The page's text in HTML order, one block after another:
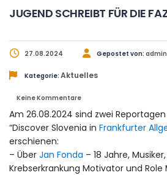
JUGEND SCHREIBT FÜR DIE
27.08.2024 Gepostet von: admin
Kategorie: Aktuelles
Keine Kommentare
Am 26.08.2024 sind zwei
“Discover Slovenia in Frankfurter
erschienen:
– Über Jan Fonda – 18 Jahre,
Krebserkrankung Motivator und Role